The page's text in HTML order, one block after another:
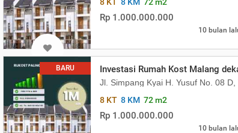
Rp 1.000.000.000
10 bulan
Siap Huni Sewa
Kec Lowokwaru, Kota Malang, Jawa Timur
BARU Investasi Rumah Kost Malang
Jl. Simpang Kyai H. Yusuf No. 08
8 KT 8 KM 72 m2
Rp 1.000.000.000
10 bulan